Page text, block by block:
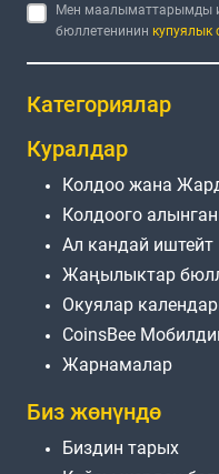
Мен маалыматтарымды
бюллетенинин купуялык
Категориялар
Куралдар
Колдоо жана
Колдоого
Ал кандай иштейт
Жаңылыктар
Окуялар
CoinsBee
Жарнамалар
Биз жөнүндө
Биздин тарых